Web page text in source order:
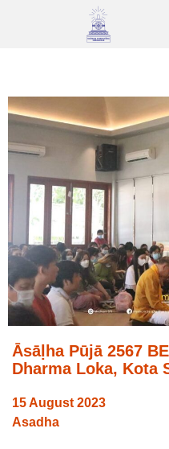
Āsāḷha Pūjā 2567
Dharma Loka, Kota
15 August 2023
Asadha